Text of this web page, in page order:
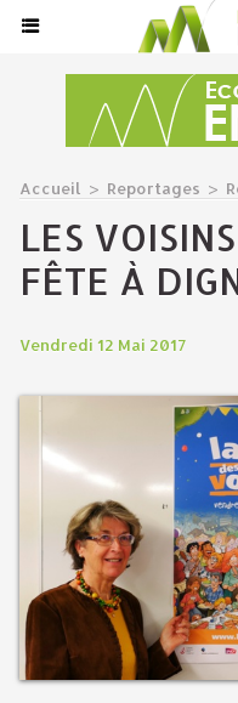
Accueil > Reportages >
LES
FÊTE À
Vendredi 12 Mai 2017